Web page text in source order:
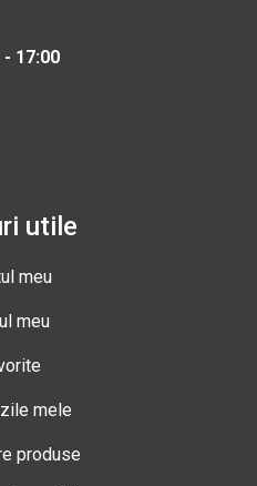
17:00
utile
meu
meu
mele
produse